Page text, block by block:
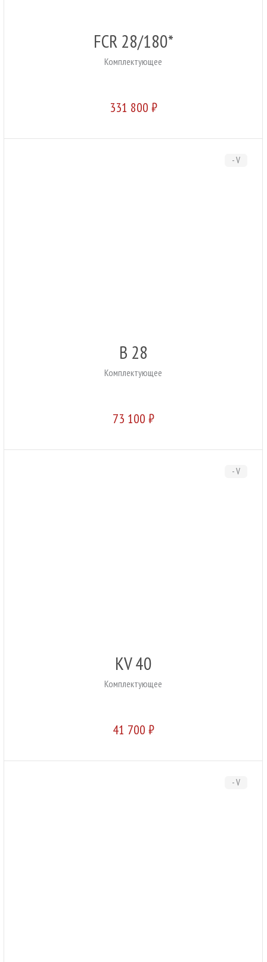
FCR 28/180*
Комплектующее
331 800 ₽
- V
B 28
Комплектующее
73 100 ₽
- V
KV 40
Комплектующее
41 700 ₽
- V